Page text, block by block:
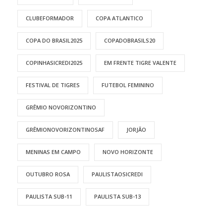
CLUBEFORMADOR COPA ATLANTICO
COPA DO BRASIL2025 COPADOBRASILS20
COPINHASICREDI2025 EM FRENTE TIGRE VALENTE
FESTIVAL DE TIGRES FUTEBOL FEMININO
GRÊMIO NOVORIZONTINO
GRÊMIONOVORIZONTINOSAF JORJÃO
MENINAS EM CAMPO NOVO HORIZONTE
OUTUBRO ROSA PAULISTAOSICREDI
PAULISTA SUB-11 PAULISTA SUB-13